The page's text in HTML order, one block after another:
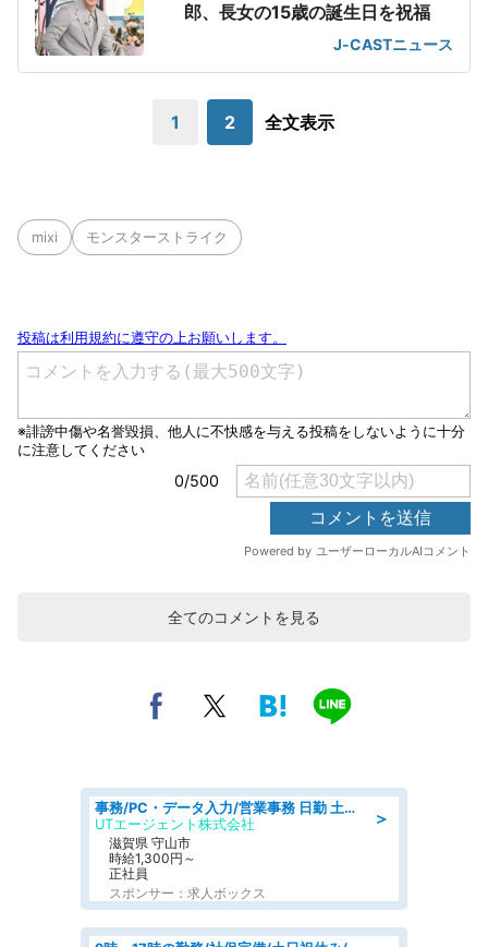
郎、長女の15歳の誕生日を祝福
J-CASTニュース
1 2 全文表示
mixi モンスターストライク
全てのコメントを見る
＞
事務/PC・データ入力/営業事務 日勤 土日休み 船舶用のエンジンを扱う会社 総合事務
UTエージェント株式会社
滋賀県 守山市
時給1,300円～
正社員
スポンサー：求人ボックス